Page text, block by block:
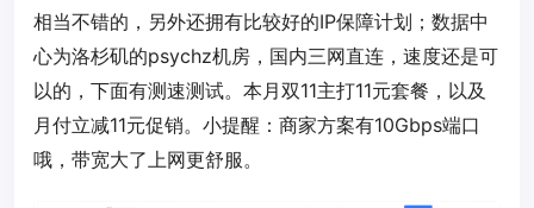
相当不错的，另外还拥有比较好的IP保障计划；数据中
心为洛杉矶的psychz机房，国内三网直连，速度还是可
以的，下面有测速测试。本月双11主打11元套餐，以及
月付立减11元促销。小提醒：商家方案有10Gbps端口
哦，带宽大了上网更舒服。